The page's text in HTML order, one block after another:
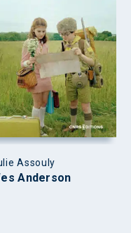
Assouly
Anderson